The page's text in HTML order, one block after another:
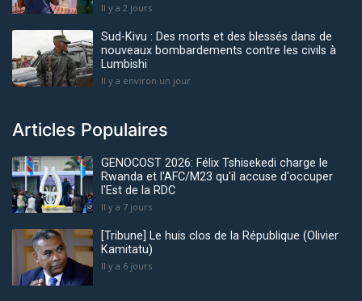
Il y a 2 jours
Sud-Kivu : Des morts et des blessés dans de
nouveaux bombardements contre les civils à
Lumbishi
Il y a environ un jour
Articles Populaires
GENOCOST 2026: Félix Tshisekedi charge le
Rwanda et l'AFC/M23 qu'il accuse d'occuper
l'Est de la RDC
Il y a 7 jours
[Tribune] Le huis clos de la République (Olivier
Kamitatu)
Il y a 6 jours